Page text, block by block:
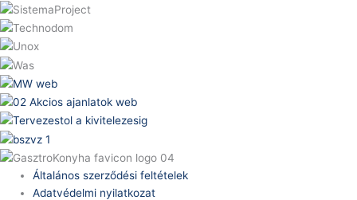
Általános szerződési feltételek
Adatvédelmi nyilatkozat